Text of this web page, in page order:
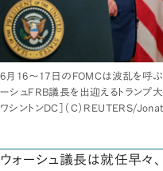
6月16〜17日のFOMCは波乱を呼ぶ
ーシュFRB議長を出迎えるトランプ
ワシントンDC］（C）REUTERS/
ウォーシュ議長は就任早々